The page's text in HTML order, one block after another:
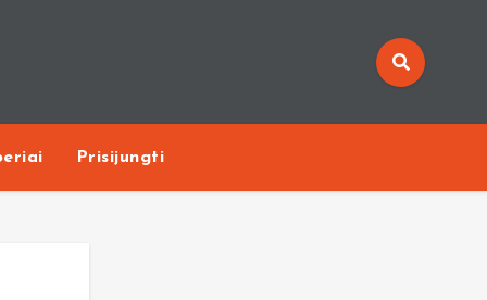
Prisijungti